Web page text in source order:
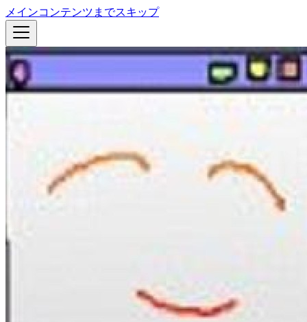
メインコンテンツまでスキップ